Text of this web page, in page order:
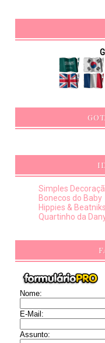
Simples
Bonecos do Baby
Hippies & Beatniks
Quartinho da
Nome:
E-Mail:
Assunto: